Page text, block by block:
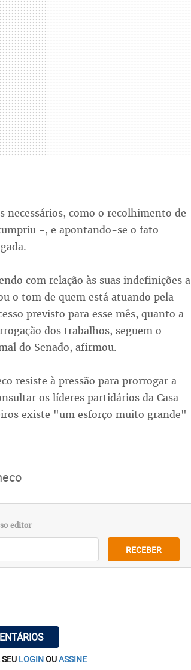
necessários, como o recolhimento de
-, e apontando-se o fato
com relação às suas indefinições a
o tom de quem está atuando pela
previsto para esse mês, quanto a
dos trabalhos, seguem o
do Senado, afirmou.
resiste à pressão para prorrogar a
os líderes partidários da Casa
existe "um esforço muito grande"
editor
RECEBER
LOGINOUASSINE